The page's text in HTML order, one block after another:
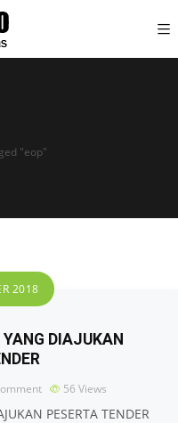
"eop"
2018
YANG DIAJUKAN
56 Views
PESERTA TENDER